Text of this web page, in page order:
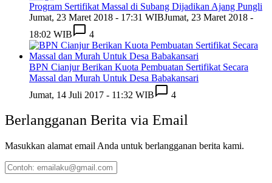
Program Sertifikat Massal di Subang Dijadikan Ajang Pungli
Jumat, 23 Maret 2018 - 17:31 WIBJumat, 23 Maret 2018 -
18:02 WIB
4
BPN Cianjur Berikan Kuota Pembuatan Sertifikat Secara
Massal dan Murah Untuk Desa Babakansari
Jumat, 14 Juli 2017 - 11:32 WIB
4
Berlangganan Berita via Email
Masukkan alamat email Anda untuk berlangganan berita kami.
Contoh:
emailaku@gmail.com